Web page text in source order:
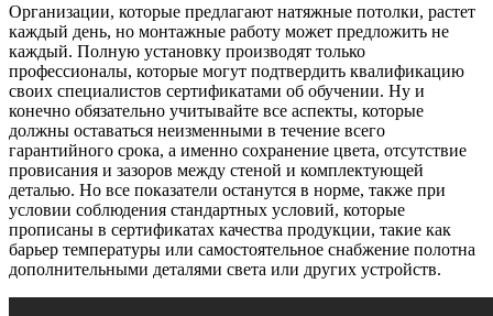
Организации, которые предлагают натяжные потолки, растет
каждый день, но монтажные работу может предложить не
каждый. Полную установку производят только
профессионалы, которые могут подтвердить квалификацию
своих специалистов сертификатами об обучении. Ну и
конечно обязательно учитывайте все аспекты, которые
должны оставаться неизменными в течение всего
гарантийного срока, а именно сохранение цвета, отсутствие
провисания и зазоров между стеной и комплектующей
деталью. Но все показатели останутся в норме, также при
условии соблюдения стандартных условий, которые
прописаны в сертификатах качества продукции, такие как
барьер температуры или самостоятельное снабжение полотна
дополнительными деталями света или других устройств.